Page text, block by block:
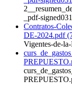
_pdf-
Contratos-
DE-2024.pdf
Vigentes-de-